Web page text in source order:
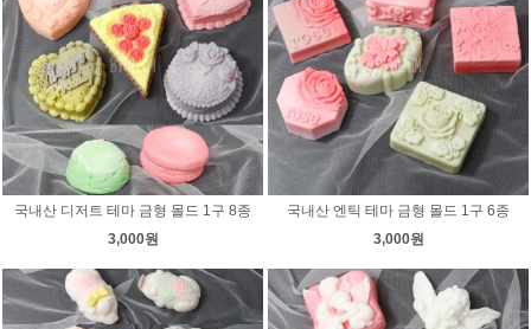
국내산 디저트 테마 금형 몰드 1구 8종
3,000원
국내산 엔틱 테마 금형 몰드 1구 6종
3,000원